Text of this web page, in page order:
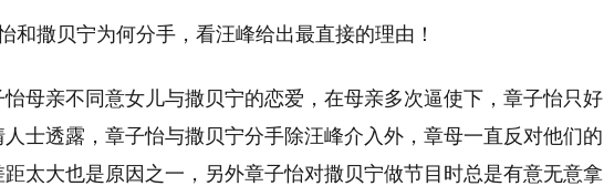
母亲不同意女儿与撒贝宁的恋爱，在母亲多次逼使下，章子怡只好
士透露，章子怡与撒贝宁分手除汪峰介入外，章母一直反对他们的
太大也是原因之一，另外章子怡对撒贝宁做节目时总是有意无意拿